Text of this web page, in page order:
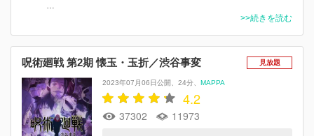
>>続きを読む
呪術廻戦 第2期 懐玉・玉折／渋谷事変 見放題
2023年07月06日公開 24分 MAPPA
4.2
37302 11973